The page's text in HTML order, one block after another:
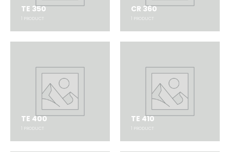
TE 350
PRODUCT
CR 360
PRODUCT
TE 400
PRODUCT
TE 410
PRODUCT